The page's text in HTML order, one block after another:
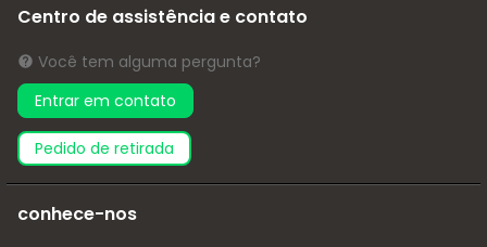
Centro de assistência e contato
Você tem alguma pergunta?
Entrar em contato
pedido de retirada
conhece-nos